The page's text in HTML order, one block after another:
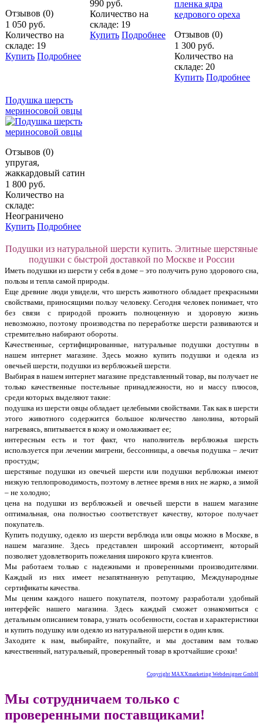
Отзывов (0)
1 050 руб.
Количество на
складе: 19
Купить Подробнее
990 руб.
Количество на
складе: 19
Купить Подробнее
Отзывов (0)
1 300 руб.
Количество на
складе: 20
Купить Подробнее
Подушка шерсть
мериносовой овцы
Отзывов (0)
упругая,
жаккардовый сатин
1 800 руб.
Количество на
складе:
Неограничено
Купить Подробнее
Подушки из натуральной шерсти купить. Элитные шерстяные
подушки с быстрой доставкой по Москве и России
Иметь подушки из шерсти у себя в доме – это получить руно здорового сна,
пользы и тепла самой природы.
Еще древние люди увидели, что шерсть животного обладает прекрасными
свойствами, приносящими пользу человеку. Сегодня человек понимает, что
без связи с природой прожить полноценную и здоровую жизнь
невозможно, поэтому производства по переработке шерсти развиваются и
стремительно набирают обороты.
Качественные, сертифицированные, натуральные подушки доступны в
нашем интернет магазине. Здесь можно купить подушки и одеяла из
овечьей шерсти, подушки из верблюжьей шерсти.
Выбирая в нашем интернет магазине представленный товар, вы получает не
только качественные постельные принадлежности, но и массу плюсов,
среди которых выделяют такие:
подушка из шерсти овцы обладает целебными свойствами. Так как в шерсти
этого животного содержится большое количество ланолина, который
нагреваясь, впитывается в кожу и омолаживает ее;
интересным есть и тот факт, что наполнитель верблюжья шерсть
используется при лечении мигрени, бессонницы, а овечья подушка – лечит
простуды;
шерстяные подушки из овечьей шерсти или подушки верблюжьи имеют
низкую теплопроводимость, поэтому в летнее время в них не жарко, а зимой
– не холодно;
цена на подушки из верблюжьей и овечьей шерсти в нашем магазине
оптимальная, она полностью соответствует качеству, которое получает
покупатель.
Купить подушку, одеяло из шерсти верблюда или овцы можно в Москве, в
нашем магазине. Здесь представлен широкий ассортимент, который
позволяет удовлетворить пожелания широкого круга клиентов.
Мы работаем только с надежными и проверенными производителями.
Каждый из них имеет незапятнанную репутацию, Международные
сертификаты качества.
Мы ценим каждого нашего покупателя, поэтому разработали удобный
интерфейс нашего магазина. Здесь каждый сможет ознакомиться с
детальным описанием товара, узнать особенности, состав и характеристики
и купить подушку или одеяло из натуральной шерсти в один клик.
Заходите к нам, выбирайте, покупайте, и мы доставим вам только
качественный, натуральный, проверенный товар в кротчайшие сроки!
Copyright MAXXmarketing Webdesigner GmbH
Мы сотрудничаем только с
проверенными поставщиками!